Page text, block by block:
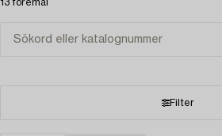
13 föremål
Filter